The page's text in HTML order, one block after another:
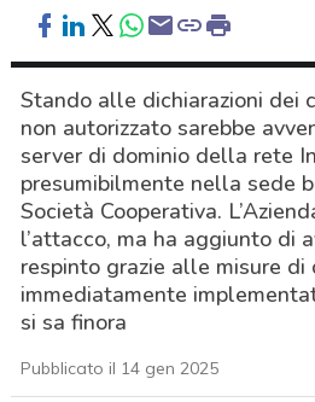
Stando alle dichiarazioni dei
non autorizzato sarebbe
server di dominio della rete
presumibilmente nella sede
Società Cooperativa.
l’attacco, ma ha aggiunto di
respinto grazie alle misure di
immediatamente
si sa finora
Pubblicato il 14 gen 2025